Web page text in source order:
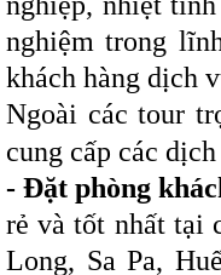
nghiệm trong
khách hàng dịch
Ngoài các tour
cung cấp các
- Đặt phòng
rẻ và tốt nhất tại
Long, Sa Pa,